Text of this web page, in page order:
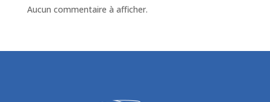
Aucun commentaire à afficher.